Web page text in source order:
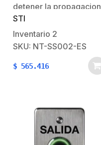
detener la propagacion
de gérmenes Este
botón sin contacto
aplica la tecnología
NoTouch® que ayuda a
reducir la propagación
público. Para salir, una
persona simplemente
debe agitar la mano al
STI
Inventario 2
SKU: NT-SS002-ES
$ 565.416